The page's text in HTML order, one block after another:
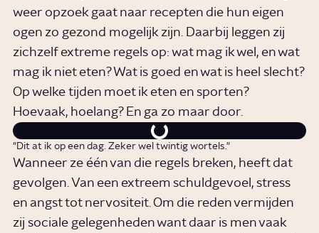
weer opzoek gaat naar recepten die hun eigen
ogen zo gezond mogelijk zijn. Daarbij leggen zij
zichzelf extreme regels op: wat mag ik wel, en wat
mag ik niet eten? Wat is goed en wat is heel slecht?
Op welke tijden moet ik eten en sporten?
Hoevaak, hoelang? En ga zo maar door.
"Dit at ik op een dag. Zeker wel twintig wortels."
Wanneer ze één van die regels breken, heeft dat
gevolgen. Van een extreem schuldgevoel, stress
en angst tot nervositeit. Om die reden vermijden
zij sociale gelegenheden want daar is men vaak